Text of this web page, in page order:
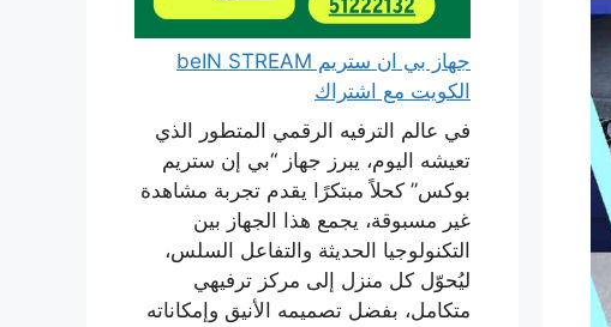
جهاز بي ان ستريم beIN STREAM
الكويت مع اشتراك
في عالم الترفيه الرقمي المتطور الذي
تعيشه اليوم، يبرز جهاز “بي إن ستريم
بوكس” كحلاً مبتكرًا يقدم تجربة مشاهدة
غير مسبوقة، يجمع هذا الجهاز بين
التكنولوجيا الحديثة والتفاعل السلس،
ليُحوّل كل منزل إلى مركز ترفيهي
متكامل، بفضل تصميمه الأنيق وإمكاناته